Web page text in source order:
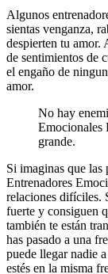
Algunos
sientas venganza,
despierten tu amor.
de sentimientos de
el engaño de
amor.
No hay
Emocionales
grande.
Si imaginas que las
Entrenadores
relaciones difíciles.
fuerte y consiguen
también te están
has pasado a una
puede llegar nadie
estés en la misma